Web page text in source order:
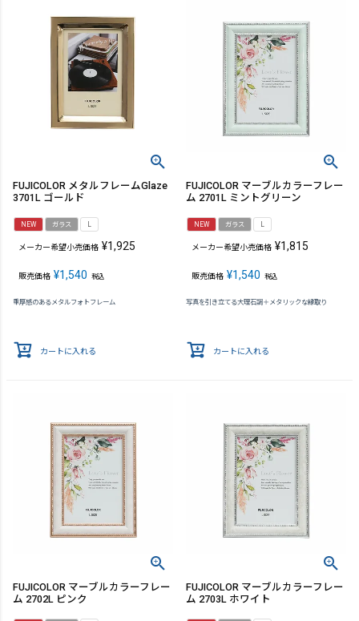
FUJICOLOR メタルフレームGlaze
3701L ゴールド
NEW ガラス L
メーカー希望小売価格 ¥1,925
販売価格 ¥1,540 税込
重厚感のあるメタルフォトフレーム
カートに入れる
FUJICOLOR マーブルカラーフレー
ム 2701L ミントグリーン
NEW ガラス L
メーカー希望小売価格 ¥1,815
販売価格 ¥1,540 税込
写真を引き立てる大理石調＋メタリックな縁取り
カートに入れる
FUJICOLOR マーブルカラーフレー
ム 2702L ピンク
FUJICOLOR マーブルカラーフレー
ム 2703L ホワイト